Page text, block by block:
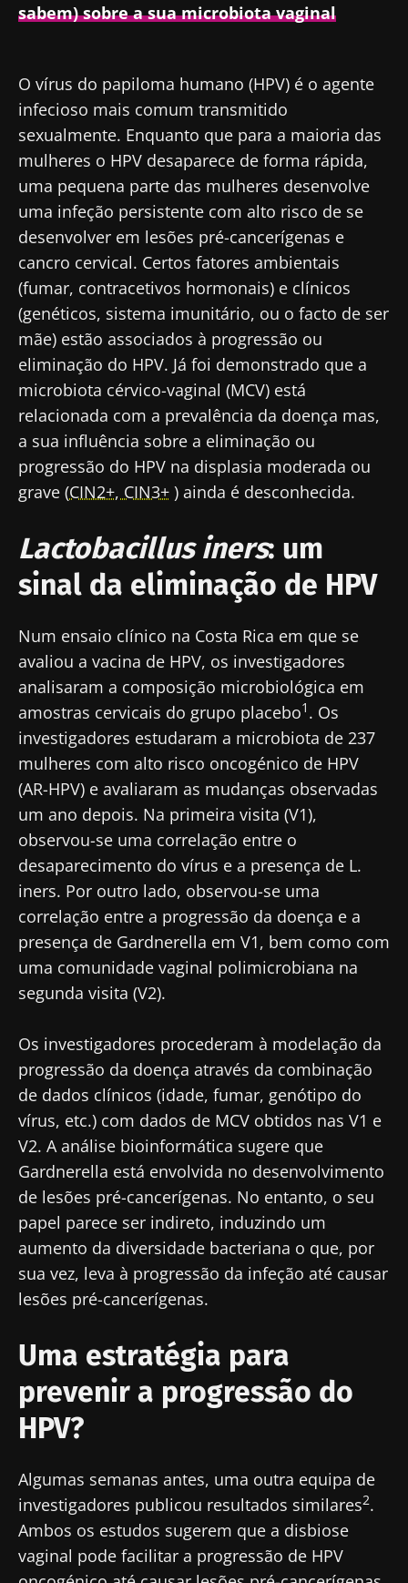
sabem) sobre a sua microbiota vaginal
O vírus do papiloma humano (HPV) é o agente
infecioso mais comum transmitido
sexualmente. Enquanto que para a maioria das
mulheres o HPV desaparece de forma rápida,
uma pequena parte das mulheres desenvolve
uma infeção persistente com alto risco de se
desenvolver em lesões pré-cancerígenas e
cancro cervical. Certos fatores ambientais
(fumar, contracetivos hormonais) e clínicos
(genéticos, sistema imunitário, ou o facto de ser
mãe) estão associados à progressão ou
eliminação do HPV. Já foi demonstrado que a
microbiota cérvico-vaginal (MCV) está
relacionada com a prevalência da doença mas,
a sua influência sobre a eliminação ou
progressão do HPV na displasia moderada ou
grave (CIN2+, CIN3+ ) ainda é desconhecida.
Lactobacillus iners: um
sinal da eliminação de HPV
Num ensaio clínico na Costa Rica em que se
avaliou a vacina de HPV, os investigadores
analisaram a composição microbiológica em
amostras cervicais do grupo placebo1 . Os
investigadores estudaram a microbiota de 237
mulheres com alto risco oncogénico de HPV
(AR-HPV) e avaliaram as mudanças observadas
um ano depois. Na primeira visita (V1),
observou-se uma correlação entre o
desaparecimento do vírus e a presença de L.
iners. Por outro lado, observou-se uma
correlação entre a progressão da doença e a
presença de Gardnerella em V1, bem como com
uma comunidade vaginal polimicrobiana na
segunda visita (V2).
Os investigadores procederam à modelação da
progressão da doença através da combinação
de dados clínicos (idade, fumar, genótipo do
vírus, etc.) com dados de MCV obtidos nas V1 e
V2. A análise bioinformática sugere que
Gardnerella está envolvida no desenvolvimento
de lesões pré-cancerígenas. No entanto, o seu
papel parece ser indireto, induzindo um
aumento da diversidade bacteriana o que, por
sua vez, leva à progressão da infeção até causar
lesões pré-cancerígenas.
Uma estratégia para
prevenir a progressão do
HPV?
Algumas semanas antes, uma outra equipa de
investigadores publicou resultados similares2.
Ambos os estudos sugerem que a disbiose
vaginal pode facilitar a progressão de HPV
Redirecionamento
Você está prestes a ser redirecionado e
Mantenha-se
informado
Junte-se à comunidade de profissionais de
receba o "Microbiota Digest" e o "HCP
Magazine" para se manter atualizado com as
últimas notícias sobre a microbiota.
Fique connosco!
Junte-se à comunidade de profissionais de
saúde e investigadores da Microbiota e
receba o "Microbiota Digest" e o "HCP
Magazine" para se manter atualizado com as
informações sobre a Biocodex
Eu li e aceito ascondições gerais de utilização
e apolítica de privacidadedo Biocodex
Microbiota Institute.